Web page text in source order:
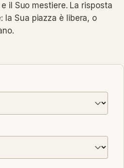
il Suo mestiere. La risposta
la Sua piazza è libera, o